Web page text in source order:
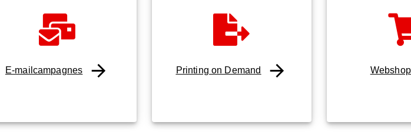
E-mailcampagnes Printing on Demand